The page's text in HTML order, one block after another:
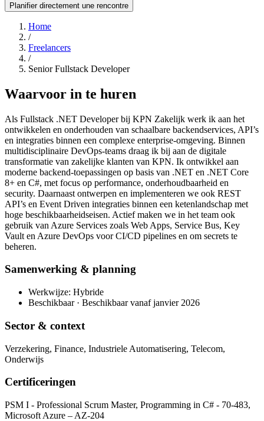
Planifier directement une rencontre
Home
/
Freelancers
/
Senior Fullstack Developer
Waarvoor in te huren
Als Fullstack .NET Developer bij KPN Zakelijk werk ik aan het
ontwikkelen en onderhouden van schaalbare backendservices, API’s
en integraties binnen een complexe enterprise-omgeving. Binnen
multidisciplinaire DevOps-teams draag ik bij aan de digitale
transformatie van zakelijke klanten van KPN. Ik ontwikkel aan
moderne backend-toepassingen op basis van .NET en .NET Core
8+ en C#, met focus op performance, onderhoudbaarheid en
security. Daarnaast ontwerpen en implementeren we ook REST
API’s en Event Driven integraties binnen een ketenlandschap met
hoge beschikbaarheidseisen. Actief maken we in het team ook
gebruik van Azure Services zoals Web Apps, Service Bus, Key
Vault en Azure DevOps voor CI/CD pipelines en om secrets te
beheren.
Samenwerking & planning
Werkwijze: Hybride
Beschikbaar · Beschikbaar vanaf janvier 2026
Sector & context
Verzekering, Finance, Industriele Automatisering, Telecom,
Onderwijs
Certificeringen
PSM I - Professional Scrum Master, Programming in C# - 70-483,
Microsoft Azure – AZ-204